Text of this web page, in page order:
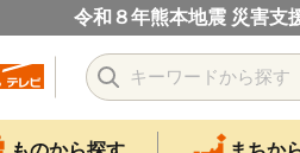
令和８年熊本地震 災害支